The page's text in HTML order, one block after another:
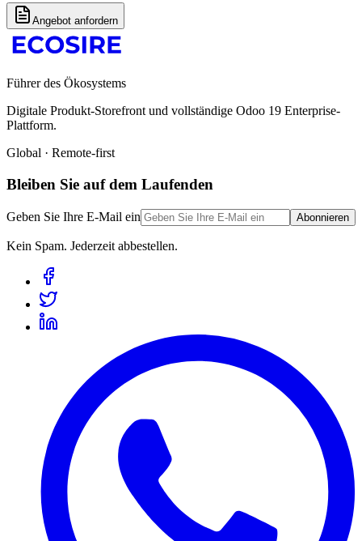
Angebot anfordern
Führer des Ökosystems
Digitale Produkt-Storefront und vollständige Odoo 19 Enterprise-
Plattform.
Global · Remote-first
Bleiben Sie auf dem Laufenden
Geben Sie Ihre E-Mail ein Abonnieren
Kein Spam. Jederzeit abbestellen.